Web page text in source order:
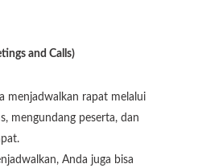
and Calls)
menjadwalkan rapat melalui
mengundang peserta, dan
Anda juga bisa